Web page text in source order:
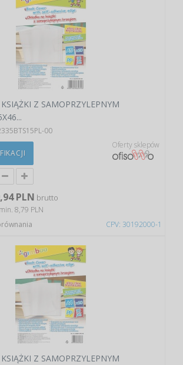
CPV: 30192000-1
Z SAMOPRZYLEPNYM
00
Oferty sklepów
PLN brutto
min. 8,79 PLN
Z SAMOPRZYLEPNYM